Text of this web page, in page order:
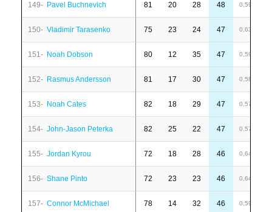
149- Pavel Buchnevich 81 20 28 48 0,59
150- Vladimir Tarasenko 75 23 24 47 0,63
151- Noah Dobson 80 12 35 47 0,59
152- Rasmus Andersson 81 17 30 47 0,58
153- Noah Cates 82 18 29 47 0,57
154- John-Jason Peterka 82 25 22 47 0,57
155- Jordan Kyrou 72 18 28 46 0,64
156- Shane Pinto 72 23 23 46 0,64
157- Connor McMichael 78 14 32 46 0,59